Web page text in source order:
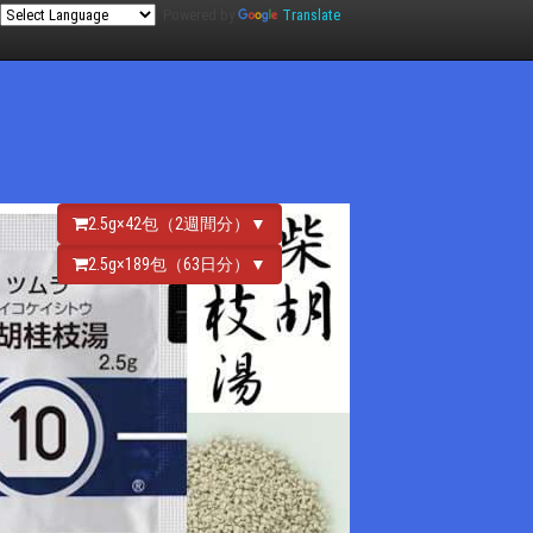
Translate
2.5g×42包（2週間分）▼
2.5g×189包（63日分）▼